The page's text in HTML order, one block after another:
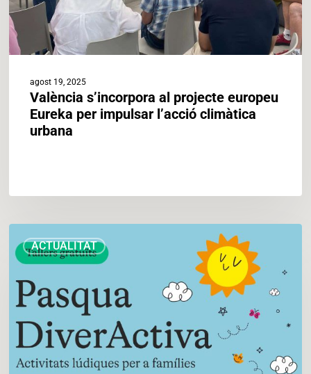
climàtica
urbana
agost 19, 2025
València s’incorpora al projecte europeu
Eureka per impulsar l’acció climàtica
urbana
ACTUALITAT
impulsa
activitats
familiars
gratuïtes
d’educació
ambiental
per
Pasqua